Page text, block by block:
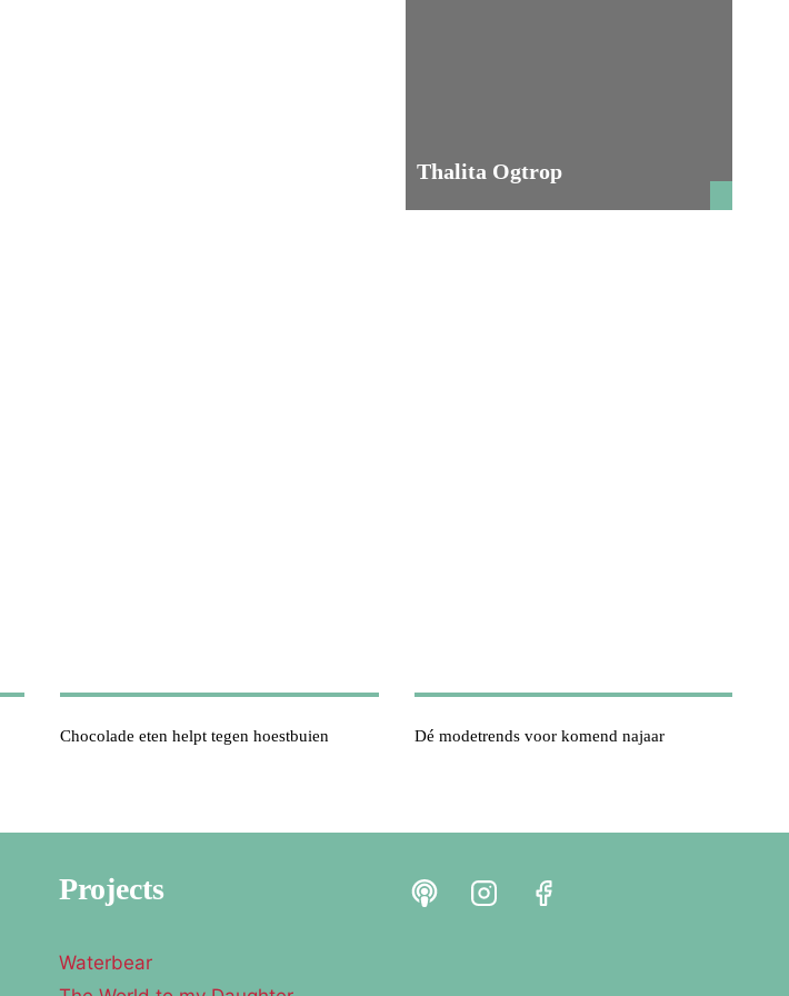
Thalita Ogtrop
Chocolade eten helpt tegen hoestbuien Dé modetrends voor komend najaar
Projects
Waterbear